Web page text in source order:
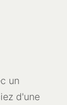
un
d'une